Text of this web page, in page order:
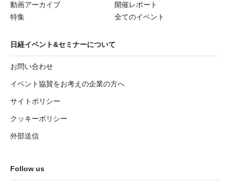
動画アーカイブ
開催レポート
特集
全てのイベント
日経イベント&セミナーについて
お問い合わせ
イベント協賛をお考えの企業の方へ
サイトポリシー
クッキーポリシー
外部送信
Follow us